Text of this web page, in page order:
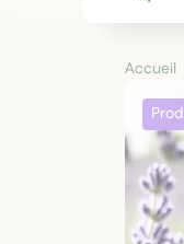
Accueil